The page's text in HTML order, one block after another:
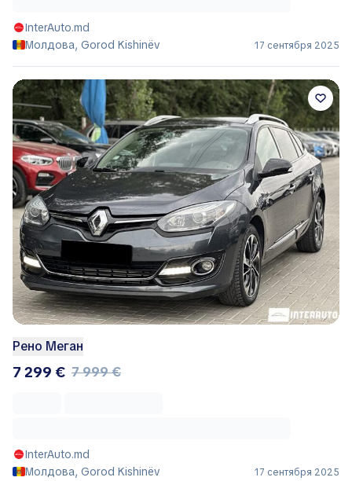
InterAuto.md
Молдова, Gorod Kishinëv
17 сентября 2025
Рено Меган
7 299 € 7 999 €
InterAuto.md
Молдова, Gorod Kishinëv
17 сентября 2025